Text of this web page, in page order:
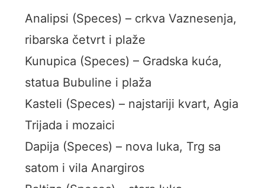
Analipsi (Speces) – crkva Vaznesenja,
ribarska četvrt i plaže
Kunupica (Speces) – Gradska kuća,
statua Bubuline i plaža
Kasteli (Speces) – najstariji kvart, Agia
Trijada i mozaici
Dapija (Speces) – nova luka, Trg sa
satom i vila Anargiros